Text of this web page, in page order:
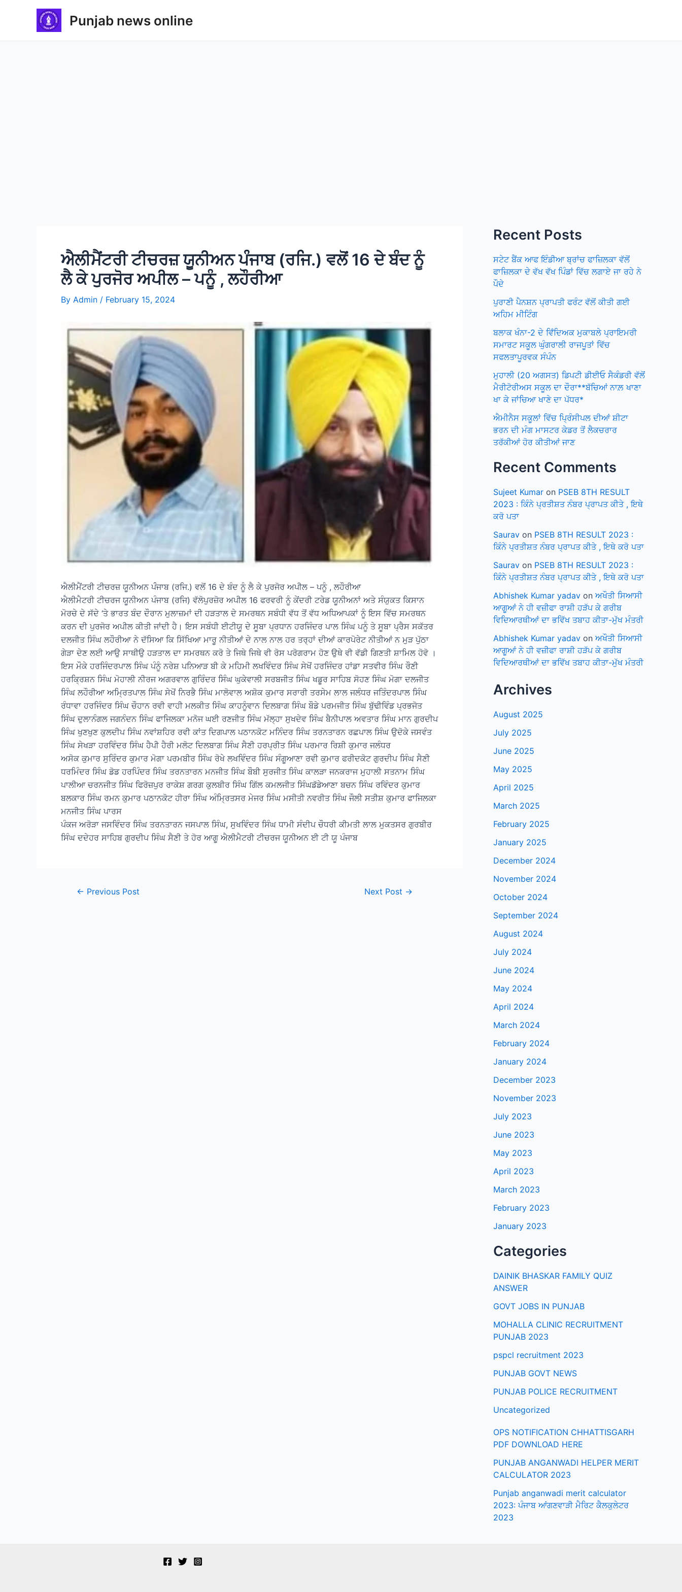
Punjab news online
ਐਲੀਮੈਂਟਰੀ ਟੀਚਰਜ਼ ਯੂਨੀਅਨ ਪੰੰਜਾਬ (ਰਜਿ.) ਵਲੋਂ 16 ਦੇ ਬੰਦ ਨੂੰ
ਲੈ ਕੇ ਪੁਰਜੋਰ ਅਪੀਲ – ਪਨੂੰ , ਲਹੌਰੀਆ
By Admin / February 15, 2024
ਐਲੀਮੈਂਟਰੀ ਟੀਚਰਜ਼ ਯੂਨੀਅਨ ਪੰੰਜਾਬ (ਰਜਿ.) ਵਲੋਂ 16 ਦੇ ਬੰਦ ਨੂੰ ਲੈ ਕੇ ਪੁਰਜੋਰ ਅਪੀਲ – ਪਨੂੰ , ਲਹੌਰੀਆ
ਐਲੀਮੈਟਰੀ ਟੀਚਰਜ ਯੂਨੀਅਨ ਪੰਜਾਬ (ਰਜਿ) ਵੱਲੋਪੁਰਜ਼ੋਰ ਅਪੀਲ 16 ਫਰਵਰੀ ਨੂੰ ਕੇਂਦਰੀ ਟਰੇਡ ਯੂਨੀਅਨਾਂ ਅਤੇ ਸੰਯੁਕਤ ਕਿਸਾਨ
ਮੋਰਚੇ ਦੇ ਸੱਦੇ ‘ਤੇ ਭਾਰਤ ਬੰਦ ਦੌਰਾਨ ਮੁਲਾਜ਼ਮਾਂ ਦੀ ਹੜਤਾਲ ਦੇ ਸਮਰਥਨ ਸਬੰਧੀ ਵੱਧ ਤੋਂ ਵੱਧ ਅਧਿਆਪਕਾਂ ਨੂੰ ਇਸ ਵਿੱਚ ਸਮਰਥਨ
ਕਰਨ ਦੀ ਪੁਰਜੋਰ ਅਪੀਲ ਕੀਤੀ ਜਾਂਦੀ ਹੈ। ਇਸ ਸਬੰਧੀ ਈਟੀਯੂ ਦੇ ਸੂਬਾ ਪ੍ਰਧਾਨ ਹਰਜਿੰਦਰ ਪਾਲ ਸਿੰਘ ਪਨੂੰ ਤੇ ਸੂਬਾ ਪ੍ਰੈਸ ਸਕੱਤਰ
ਦਲਜੀਤ ਸਿੰਘ ਲਹੌਰੀਆ ਨੇ ਦੱਸਿਆ ਕਿ ਸਿੱਖਿਆ ਮਾਰੂ ਨੀਤੀਆਂ ਦੇ ਨਾਲ ਨਾਲ ਹਰ ਤਰ੍ਹਾਂ ਦੀਆਂ ਕਾਰਪੋਰੇਟ ਨੀਤੀਆਂ ਨ ਮੁੜ ਪੁੱਠਾ
ਗੇੜਾ ਦੇਣ ਲਈ ਆਉ ਸਾਥੀਉ ਹੜਤਾਲ ਦਾ ਸਮਰਥਨ ਕਰੋ ਤੇ ਜਿਥੇ ਜਿਥੇ ਵੀ ਰੋਸ ਪਰੋਗਰਾਮ ਹੋਣ ਉਥੇ ਵੀ ਵੱਡੀ ਗਿਣਤੀ ਸ਼ਾਮਿਲ ਹੋਵੋ ।
ਇਸ ਮੌਕੇ ਹਰਜਿੰਦਰਪਾਲ ਸਿੰਘ ਪੰਨੂੰ ਨਰੇਸ਼ ਪਨਿਆੜ ਬੀ ਕੇ ਮਹਿਮੀ ਲਖਵਿੰਦਰ ਸਿੰਘ ਸੇਖੋਂ ਹਰਜਿੰਦਰ ਹਾਂਡਾ ਸਤਵੀਰ ਸਿੰਘ ਰੌਣੀ
ਹਰਕ੍ਰਿਸ਼ਨ ਸਿੰਘ ਮੋਹਾਲੀ ਨੀਰਜ ਅਗਰਵਾਲ ਗੁਰਿੰਦਰ ਸਿੰਘ ਘੁਕੇਵਾਲੀ ਸਰਬਜੀਤ ਸਿੰਘ ਖਡੂਰ ਸਾਹਿਬ ਸੋਹਣ ਸਿੰਘ ਮੋਗਾ ਦਲਜੀਤ
ਸਿੰਘ ਲਹੌਰੀਆ ਅਮ੍ਰਿਤਪਾਲ ਸਿੰਘ ਸੇਖੋਂ ਨਿਰਭੈ ਸਿੰਘ ਮਾਲੋਵਾਲ ਅਸ਼ੋਕ ਕੁਮਾਰ ਸਰਾਰੀ ਤਰਸੇਮ ਲਾਲ ਜਲੰਧਰ ਜਤਿੰਦਰਪਾਲ ਸਿੰਘ
ਰੰਧਾਵਾ ਹਰਜਿੰਦਰ ਸਿੰਘ ਚੌਹਾਨ ਰਵੀ ਵਾਹੀ ਮਲਕੀਤ ਸਿੰਘ ਕਾਹਨੂੰਵਾਨ ਦਿਲਬਾਗ ਸਿੰਘ ਬੌਡੇ ਪਰਮਜੀਤ ਸਿੰਘ ਬੁੱਢੀਵਿੰਡ ਪ੍ਰਭਜੋਤ
ਸਿੰਘ ਦੁਲਾਨੰਗਲ ਜਗਨੰਦਨ ਸਿੰਘ ਫਾਜਿਲਕਾ ਮਨੋਜ ਘਈ ਰਣਜੀਤ ਸਿੰਘ ਮੱਲ੍ਹਾ ਸੁਖਦੇਵ ਸਿੰਘ ਬੈਨੀਪਾਲ ਅਵਤਾਰ ਸਿੰਘ ਮਾਨ ਗੁਰਦੀਪ
ਸਿੰਘ ਖੁਣਖੁਣ ਕੁਲਦੀਪ ਸਿੰਘ ਨਵਾਂਸ਼ਹਿਰ ਰਵੀ ਕਾਂਤ ਦਿਗਪਾਲ ਪਠਾਨਕੋਟ ਮਨਿੰਦਰ ਸਿੰਘ ਤਰਨਤਾਰਨ ਰਛਪਾਲ ਸਿੰਘ ਉਦੋਕੇ ਜਸਵੰਤ
ਸਿੰਘ ਸੇਖੜਾ ਹਰਵਿੰਦਰ ਸਿੰਘ ਹੈਪੀ ਹੈਰੀ ਮਲੋਟ ਦਿਲਬਾਗ ਸਿੰਘ ਸੈਣੀ ਹਰਪ੍ਰੀਤ ਸਿੰਘ ਪਰਮਾਰ ਰਿਸ਼ੀ ਕੁਮਾਰ ਜਲੰਧਰ
ਅਸੋਕ ਕੁਮਾਰ ਸੁਰਿੰਦਰ ਕੁਮਾਰ ਮੋਗਾ ਪਰਮਬੀਰ ਸਿੰਘ ਰੋਖੇ ਲਖਵਿੰਦਰ ਸਿੰਘ ਸੰਗੂਆਣਾ ਰਵੀ ਕੁਮਾਰ ਫਰੀਦਕੋਟ ਗੁਰਦੀਪ ਸਿੰਘ ਸੈਣੀ
ਧਰਮਿੰਦਰ ਸਿੰਘ ਡੋਡ ਹਰਪਿੰਦਰ ਸਿੰਘ ਤਰਨਤਾਰਨ ਮਨਜੀਤ ਸਿੰਘ ਬੌਬੀ ਸੁਰਜੀਤ ਸਿੰਘ ਕਾਲੜਾ ਜਨਕਰਾਜ ਮੁਹਾਲੀ ਸਤਨਾਮ ਸਿੰਘ
ਪਾਲੀਆ ਚਰਨਜੀਤ ਸਿੰਘ ਫਿਰੋਜ਼ਪੁਰ ਰਾਕੇਸ਼ ਗਰਗ ਕੁਲਬੀਰ ਸਿੰਘ ਗਿੱਲ ਕਮਲਜੀਤ ਸਿੰਘਡੱਡੇਆਣਾ ਬਚਨ ਸਿੰਘ ਰਵਿੰਦਰ ਕੁਮਾਰ
ਬਲਕਾਰ ਸਿੰਘ ਰਮਨ ਕੁਮਾਰ ਪਠਾਨਕੋਟ ਹੀਰਾ ਸਿੰਘ ਅੰਮ੍ਰਿਤਸਰ ਮੇਜਰ ਸਿੰਘ ਮਸੀਤੀ ਨਵਰੀਤ ਸਿੰਘ ਜੌਲੀ ਸਤੀਸ਼ ਕੁਮਾਰ ਫਾਜਿਲਕਾ
ਮਨਜੀਤ ਸਿੰਘ ਪਾਰਸ
ਪੰਕਜ ਅਰੋੜਾ ਜਸਵਿੰਦਰ ਸਿੰਘ ਤਰਨਤਾਰਨ ਜਸਪਾਲ ਸਿੰਘ, ਸੁਖਵਿੰਦਰ ਸਿੰਘ ਧਾਮੀ ਸੰਦੀਪ ਚੌਧਰੀ ਕੀਮਤੀ ਲਾਲ ਮੁਕਤਸਰ ਗੁਰਬੀਰ
ਸਿੰਘ ਦਦੇਹਰ ਸਾਹਿਬ ਗੁਰਦੀਪ ਸਿੰਘ ਸੈਣੀ ਤੇ ਹੋਰ ਆਗੂ ਐਲੀਮੈਟਰੀ ਟੀਚਰਜ ਯੂਨੀਅਨ ਈ ਟੀ ਯੂ ਪੰਜਾਬ
Post← Previous Post Next Post →
Recent Posts
ਸਟੇਟ ਬੈਂਕ ਆਫ ਇੰਡੀਆ ਬ੍ਰਾਂਚ ਫਾਜ਼ਿਲਕਾ ਵੱਲੋਂ
ਫਾਜ਼ਿਲਕਾ ਦੇ ਵੱਖ ਵੱਖ ਪਿੰਡਾਂ ਵਿੱਚ ਲਗਾਏ ਜਾ ਰਹੇ ਨੇ
ਪੌਦੇ
ਪੁਰਾਣੀ ਪੈਨਸ਼ਨ ਪ੍ਰਾਪਤੀ ਫਰੰਟ ਵੱਲੋਂ ਕੀਤੀ ਗਈ
ਅਹਿਮ ਮੀਟਿੰਗ
ਬਲਾਕ ਖੰਨਾ-2 ਦੇ ਵਿਁਦਿਅਕ ਮੁਕਾਬਲੇ ਪ੍ਰਾਇਮਰੀ
ਸਮਾਰਟ ਸਕੂਲ ਘੁੰਗਰਾਲੀ ਰਾਜਪੂਤਾਂ ਵਿੱਚ
ਸਫਲਤਾਪੂਰਵਕ ਸੰਪੰਨ
ਮੁਹਾਲੀ (20 ਅਗਸਤ) ਡਿਪਟੀ ਡੀਈਓ ਸੈਕੰਡਰੀ ਵੱਲੋਂ
ਮੈਰੀਟੋਰੀਅਸ ਸਕੂਲ ਦਾ ਦੌਰਾ**ਬੱਚਿਆਂ ਨਾਲ਼ ਖਾਣਾ
ਖਾ ਕੇ ਜਾਂਚਿਆ ਖਾਣੇ ਦਾ ਪੱਧਰ*
ਐਮੀਨੈਸ ਸਕੂਲਾਂ ਵਿੱਚ ਪ੍ਰਿੰਸੀਪਲ ਦੀਆਂ ਸ਼ੀਟਾ
ਭਰਨ ਦੀ ਮੰਗ ਮਾਸਟਰ ਕੇਡਰ ਤੋਂ ਲੈਕਚਰਾਰ
ਤਰੱਕੀਆਂ ਹੋਰ ਕੀਤੀਆਂ ਜਾਣ
Recent Comments
Sujeet Kumar on PSEB 8TH RESULT
2023 : ਕਿੰਨੇ ਪ੍ਰਤੀਸ਼ਤ ਨੰਬਰ ਪ੍ਰਾਪਤ ਕੀਤੇ , ਇਥੇ
ਕਰੋ ਪਤਾ
Saurav on PSEB 8TH RESULT 2023 :
ਕਿੰਨੇ ਪ੍ਰਤੀਸ਼ਤ ਨੰਬਰ ਪ੍ਰਾਪਤ ਕੀਤੇ , ਇਥੇ ਕਰੋ ਪਤਾ
Saurav on PSEB 8TH RESULT 2023 :
ਕਿੰਨੇ ਪ੍ਰਤੀਸ਼ਤ ਨੰਬਰ ਪ੍ਰਾਪਤ ਕੀਤੇ , ਇਥੇ ਕਰੋ ਪਤਾ
Abhishek Kumar yadav on ਅਖੌਤੀ ਸਿਆਸੀ
ਆਗੂਆਂ ਨੇ ਹੀ ਵਜ਼ੀਫਾ ਰਾਸ਼ੀ ਹੜੱਪ ਕੇ ਗਰੀਬ
ਵਿਦਿਆਰਥੀਆਂ ਦਾ ਭਵਿੱਖ ਤਬਾਹ ਕੀਤਾ-ਮੁੱਖ ਮੰਤਰੀ
Abhishek Kumar yadav on ਅਖੌਤੀ ਸਿਆਸੀ
ਆਗੂਆਂ ਨੇ ਹੀ ਵਜ਼ੀਫਾ ਰਾਸ਼ੀ ਹੜੱਪ ਕੇ ਗਰੀਬ
ਵਿਦਿਆਰਥੀਆਂ ਦਾ ਭਵਿੱਖ ਤਬਾਹ ਕੀਤਾ-ਮੁੱਖ ਮੰਤਰੀ
Archives
August 2025
July 2025
June 2025
May 2025
April 2025
March 2025
February 2025
January 2025
December 2024
November 2024
October 2024
September 2024
August 2024
July 2024
June 2024
May 2024
April 2024
March 2024
February 2024
January 2024
December 2023
November 2023
July 2023
June 2023
May 2023
April 2023
March 2023
February 2023
January 2023
Categories
DAINIK BHASKAR FAMILY QUIZ
ANSWER
GOVT JOBS IN PUNJAB
MOHALLA CLINIC RECRUITMENT
PUNJAB 2023
pspcl recruitment 2023
PUNJAB GOVT NEWS
PUNJAB POLICE RECRUITMENT
Uncategorized
OPS NOTIFICATION CHHATTISGARH
PDF DOWNLOAD HERE
PUNJAB ANGANWADI HELPER MERIT
CALCULATOR 2023
Punjab anganwadi merit calculator
2023: ਪੰਜਾਬ ਆਂਗਣਵਾੜੀ ਮੈਰਿਟ ਕੈਲਕੁਲੇਟਰ
2023